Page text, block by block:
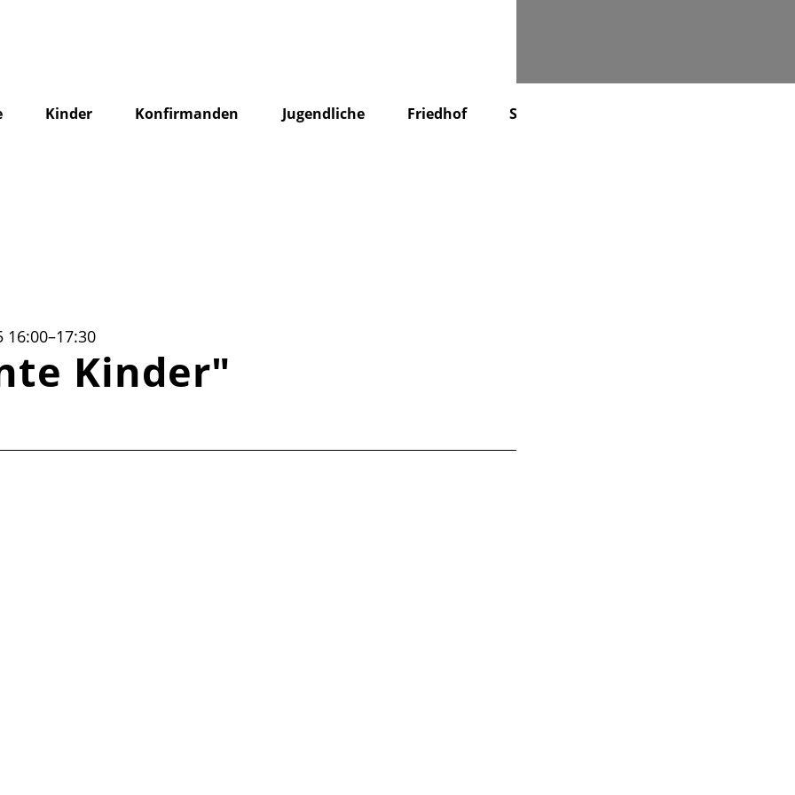
Kinder Konfirmanden Jugendliche Friedhof Stiftung
Kinder"